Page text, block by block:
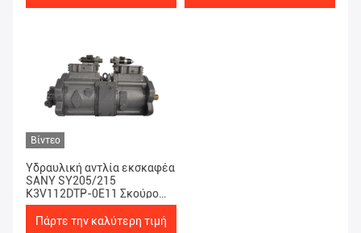
Βίντεο
Υδραυλική αντλία εκσκαφέα
SANY SY205/215
K3V112DTP-0E11 Σκούρο
Γκρι 20 ~ 22 τόνοι
Πάρτε την καλύτερη τιμή